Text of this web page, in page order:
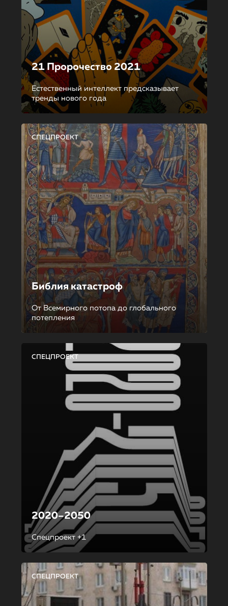
21 Пророчество 2021
Естественный интеллект предсказывает
тренды нового года
СПЕЦПРОЕКТ
Библия катастроф
От Всемирного потопа до глобального
потепления
СПЕЦПРОЕКТ
2020–2050
Спецпроект +1
СПЕЦПРОЕКТ